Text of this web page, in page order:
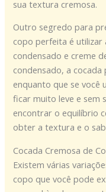
sua textura cremosa.
Outro segredo para
copo perfeita é utilizar
condensado e creme
condensado, a
enquanto que se você
ficar muito leve e sem
encontrar o equilíbrio
obter a textura e o
Cocada Cremosa de
Existem várias
copo que você pode